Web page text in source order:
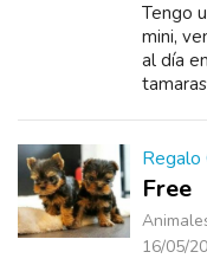
Tengo
mini,
al día
Regalo
Free
16/05/